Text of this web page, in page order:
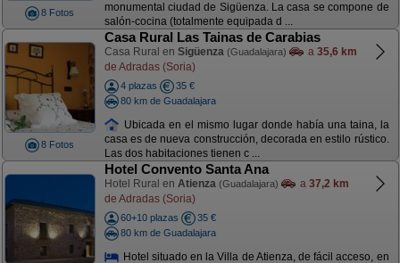
8 Fotos
monumental ciudad de Sigüenza. La casa se compone de
salón-cocina (totalmente equipada d ...
8 Fotos
Casa Rural Las Tainas de Carabias
Casa Rural en Sigüenza (Guadalajara) a 35,6 km
de Adradas (Soria)
4 plazas
35 €
80 km de Guadalajara
Ubicada en el mismo lugar donde había una taina, la
casa es de nueva construcción, decorada en estilo rústico.
Las dos habitaciones tienen c ...
Hotel Convento Santa Ana
Hotel Rural en Atienza (Guadalajara) a 37,2 km
de Adradas (Soria)
60+10 plazas
35 €
80 km de Guadalajara
Hotel situado en la Villa de Atienza, de fácil acceso, en